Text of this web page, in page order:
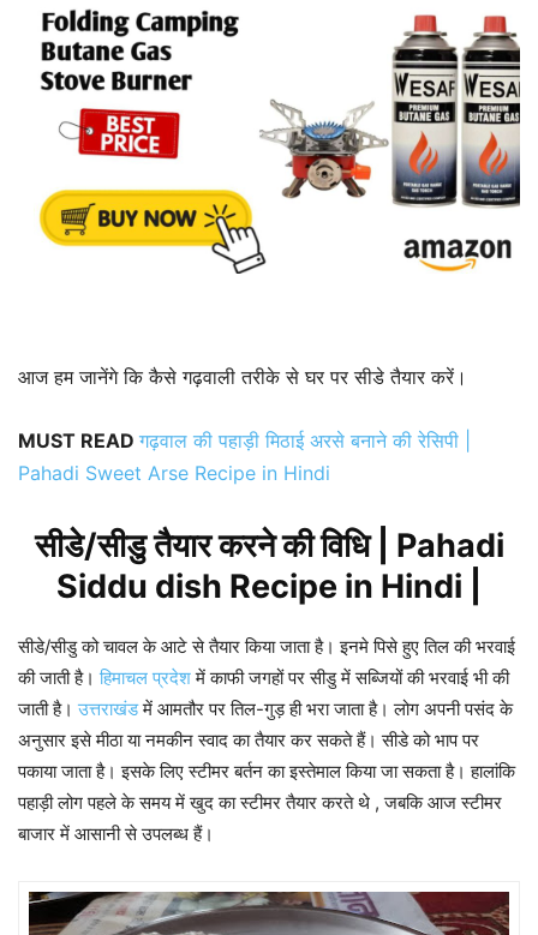
आज हम जानेंगे कि कैसे गढ़वाली तरीके से घर पर सीडे तैयार करें।
MUST READ गढ़वाल की पहाड़ी मिठाई अरसे बनाने की रेसिपी |
Pahadi Sweet Arse Recipe in Hindi
सीडे/सीडु तैयार करने की विधि | Pahadi
Siddu dish Recipe in Hindi |
सीडे/सीडु को चावल के आटे से तैयार किया जाता है। इनमे पिसे हुए तिल की भरवाई
की जाती है।हिमाचल प्रदेशमें काफी जगहों पर सीडु में सब्जियों की भरवाई भी की
जाती है।उत्तराखंडमें आमतौर पर तिल-गुड़ ही भरा जाता है। लोग अपनी पसंद के
अनुसार इसे मीठा या नमकीन स्वाद का तैयार कर सकते हैं। सीडे को भाप पर
पकाया जाता है। इसके लिए स्टीमर बर्तन का इस्तेमाल किया जा सकता है। हालांकि
पहाड़ी लोग पहले के समय में खुद का स्टीमर तैयार करते थे , जबकि आज स्टीमर
बाजार में आसानी से उपलब्ध हैं।